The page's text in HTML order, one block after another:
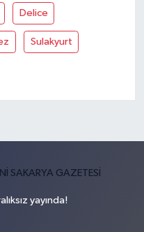
Delice
Sulakyurt
yayında!